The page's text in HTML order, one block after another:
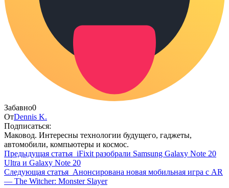
Забавно0
ОтDennis K.
Подписаться:
Маковод. Интересны технологии будущего, гаджеты,
автомобили, компьютеры и космос.
Предыдущая статья iFixit разобрали Samsung Galaxy Note 20
Ultra и Galaxy Note 20
Следующая статья Анонсирована новая мобильная игра с AR
— The Witcher: Monster Slayer